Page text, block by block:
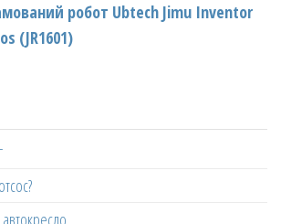
робот Ubtech Jimu Inventor
(JR1601)